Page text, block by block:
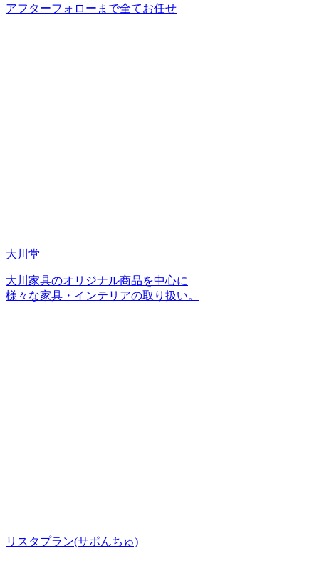
アフターフォローまで全てお任せ
大川堂
大川家具のオリジナル商品を中心に
様々な家具・インテリアの取り扱い。
リスタプラン(サポんちゅ)